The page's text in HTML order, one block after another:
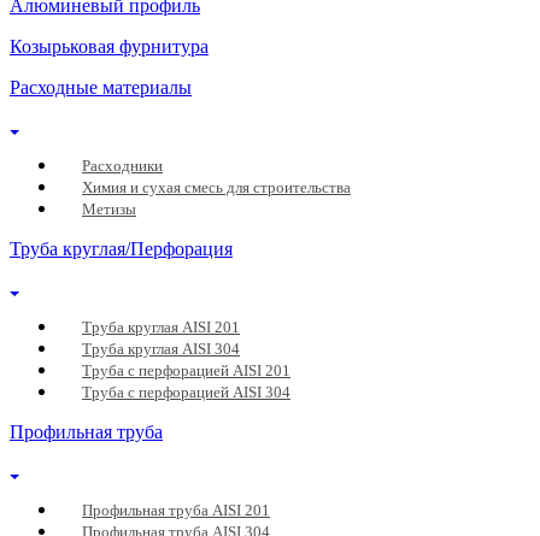
Алюминевый профиль
Козырьковая фурнитура
Расходные материалы
Расходники
Химия и сухая смесь для строительства
Метизы
Труба круглая/Перфорация
Труба круглая AISI 201
Труба круглая AISI 304
Труба с перфорацией AISI 201
Труба с перфорацией AISI 304
Профильная труба
Профильная труба AISI 201
Профильная труба AISI 304